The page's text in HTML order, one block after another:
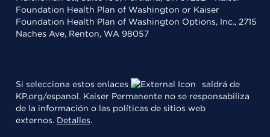
Foundation Health Plan of Washington or Kaiser
Foundation Health Plan of Washington Options, Inc., 2715
Naches Ave, Renton, WA 98057
Si selecciona estos enlaces
saldrá de
KP.org/espanol. Kaiser Permanente no se responsabiliza
de la información o las políticas de sitios web
externos. Detalles.